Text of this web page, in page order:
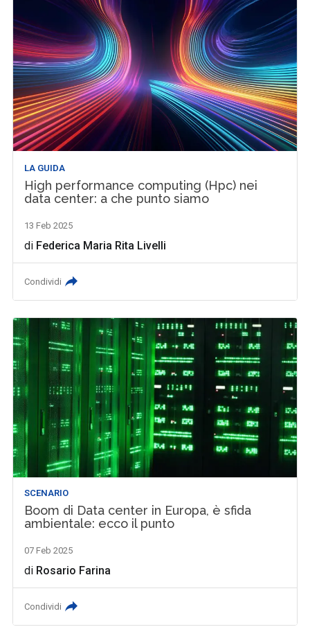
LA GUIDA
High performance computing (Hpc) nei
data center: a che punto siamo
13 Feb 2025
di Federica Maria Rita Livelli
Condividi
SCENARIO
Boom di Data center in Europa, è sfida
ambientale: ecco il punto
07 Feb 2025
di Rosario Farina
Condividi